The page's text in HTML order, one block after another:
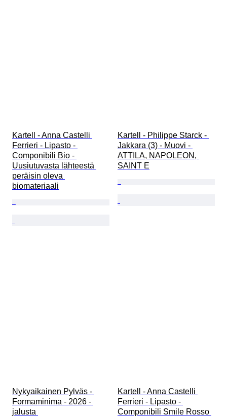
Kartell - Anna Castelli
Ferrieri - Lipasto -
Componibili Bio -
Uusiutuvasta lähteestä
peräisin oleva
biomateriaali
Kartell - Philippe Starck -
Jakkara (3) - Muovi -
ATTILA, NAPOLEON,
SAINT E
Nykyaikainen Pylväs -
Formaminima - 2026 -
jalusta
Kartell - Anna Castelli
Ferrieri - Lipasto -
Componibili Smile Rosso